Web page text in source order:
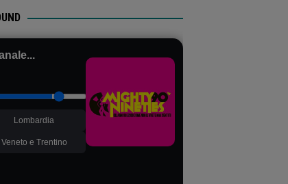
Lombardia
Veneto e Trentino